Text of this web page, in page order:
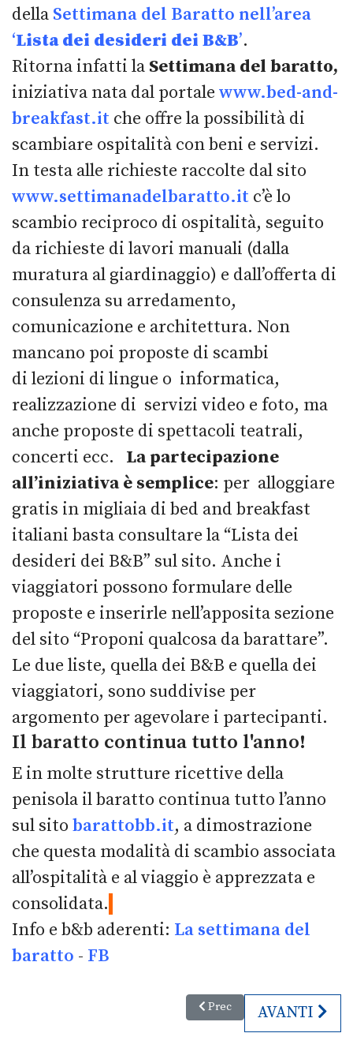
della Settimana del Baratto nell’area
‘Lista dei desideri dei B&B’.
Ritorna infatti la Settimana del baratto,
iniziativa nata dal portale www.bed-and-
breakfast.it che offre la possibilità di
scambiare ospitalità con beni e servizi.
In testa alle richieste raccolte dal sito
www.settimanadelbaratto.it c’è lo
scambio reciproco di ospitalità, seguito
da richieste di lavori manuali (dalla
muratura al giardinaggio) e dall’offerta di
consulenza su arredamento,
comunicazione e architettura. Non
mancano poi proposte di scambi
di lezioni di lingue o informatica,
realizzazione di servizi video e foto, ma
anche proposte di spettacoli teatrali,
concerti ecc. La partecipazione
all’iniziativa è semplice: per alloggiare
gratis in migliaia di bed and breakfast
italiani basta consultare la “Lista dei
desideri dei B&B” sul sito. Anche i
viaggiatori possono formulare delle
proposte e inserirle nell’apposita sezione
del sito “Proponi qualcosa da barattare”.
Le due liste, quella dei B&B e quella dei
viaggiatori, sono suddivise per
argomento per agevolare i partecipanti.
Il baratto continua tutto l'anno!
E in molte strutture ricettive della
penisola il baratto continua tutto l’anno
sul sito barattobb.it, a dimostrazione
che questa modalità di scambio associata
all’ospitalità e al viaggio è apprezzata e
consolidata.
Info e b&b aderenti: La settimana del
baratto - FB
Articolo precedente: 188.
Prec ARTICOLO
AVANTI